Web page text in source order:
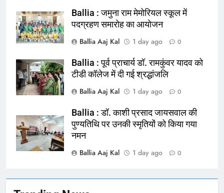
164
चिकित्सक, किया प्रदर्शन
NATIONAL बलिया
165
बलिया को मिलेगी नई ट्रेन की सौगात
NATIONAL बलिया
166
फांसी लगाकर दी जान
Ballia : जमुना राम मेमोरियल स्कूल में
पदग्रहण समारोह का आयोजन
Ballia Aaj Kal
1 day ago 0
Ballia : पूर्व प्राचार्य डॉ. रामकुंवर यादव को
टीडी कॉलेज में दी गई श्रद्धांजलि
Ballia Aaj Kal
1 day ago 0
Ballia : डॉ. काशी प्रसाद जायसवाल की
पुण्यतिथि पर उनकी स्मृतियों को किया गया
नमन
Ballia Aaj Kal
1 day ago 0